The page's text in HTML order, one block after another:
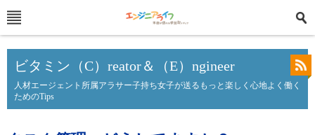
ビタミン（C）reator＆（E）ngineer
人材エージェント所属アラサー子持ち女子が送るもっと楽しく心地よく働く
ためのTips